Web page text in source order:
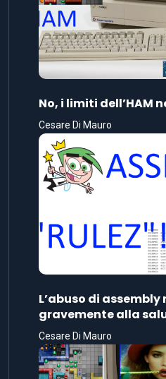
No, i limiti dell’HAM
Cesare Di Mauro
L’abuso di assembly
gravemente alla
Cesare Di Mauro